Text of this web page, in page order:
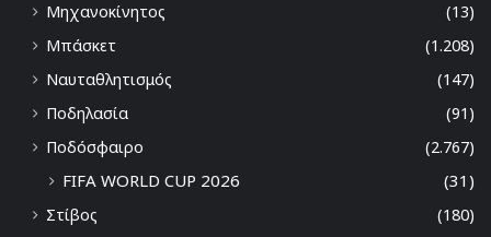
Μηχανοκίνητος
(13)
Μπάσκετ
(1.208)
Ναυταθλητισμός
(147)
Ποδηλασία
(91)
Ποδόσφαιρο
(2.767)
FIFA WORLD CUP 2026 (31)
Στίβος
(180)